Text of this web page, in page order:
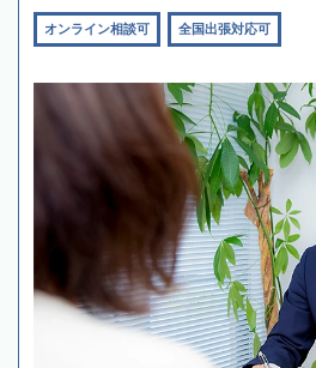
オンライン相談可 全国出張対応可